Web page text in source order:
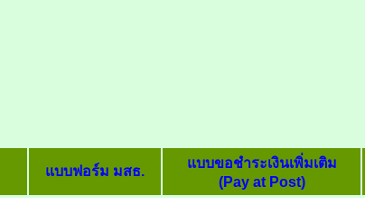
แบบฟอร์ม มสธ.
แบบขอชำระเงินเพิ่มเติม
(Pay at Post)